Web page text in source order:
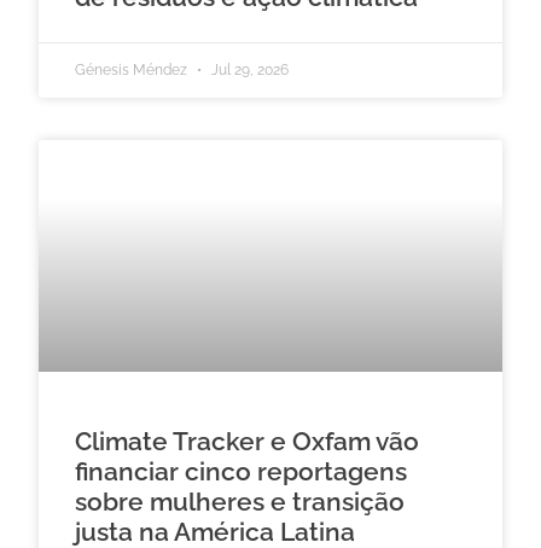
Génesis Méndez Jul 29, 2026
Climate Tracker e Oxfam vão
financiar cinco reportagens
sobre mulheres e transição
justa na América Latina